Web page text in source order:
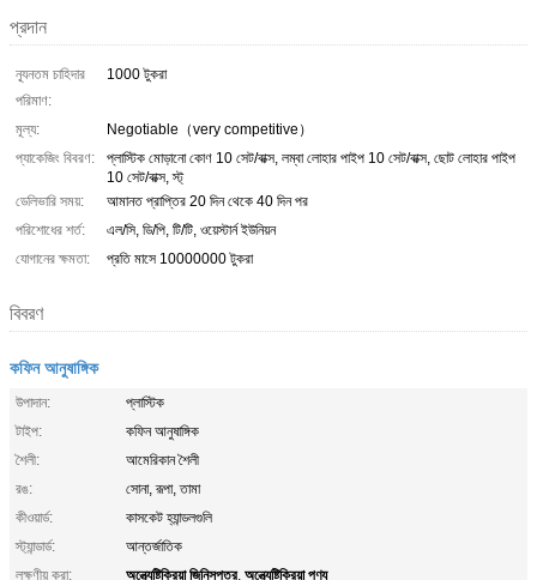
প্রদান
ন্যূনতম চাহিদার
পরিমাণ:
1000 টুকরা
মূল্য:
Negotiable（very competitive）
প্যাকেজিং বিবরণ:
প্লাস্টিক মোড়ানো কোণ 10 সেট/বাক্স, লম্বা লোহার পাইপ 10 সেট/বাক্স, ছোট লোহার পাইপ
10 সেট/বাক্স, স্ট্
ডেলিভারি সময়:
আমানত প্রাপ্তির 20 দিন থেকে 40 দিন পর
পরিশোধের শর্ত:
এল/সি, ডি/পি, টি/টি, ওয়েস্টার্ন ইউনিয়ন
যোগানের ক্ষমতা:
প্রতি মাসে 10000000 টুকরা
বিবরণ
কফিন আনুষাঙ্গিক
উপাদান:
প্লাস্টিক
টাইপ:
কফিন আনুষাঙ্গিক
শৈলী:
আমেরিকান শৈলী
রঙ:
সোনা, রূপা, তামা
কীওয়ার্ড:
কাসকেট হ্যান্ডলগুলি
স্ট্যান্ডার্ড:
আন্তর্জাতিক
লক্ষণীয় করা:
অন্ত্যেষ্টিক্রিয়া জিনিসপত্র, অন্ত্যেষ্টিক্রিয়া পণ্য